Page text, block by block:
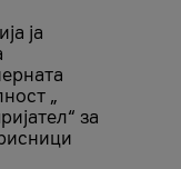
ја
„
за